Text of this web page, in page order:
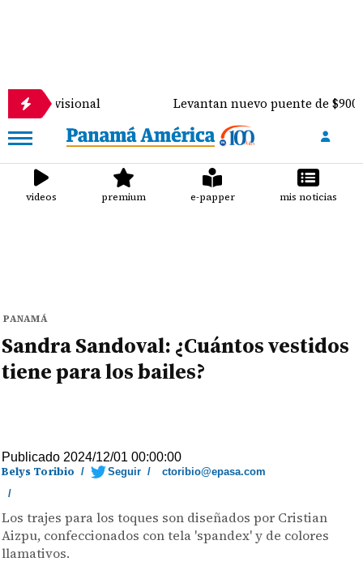
Levantan nuevo puente de $900 mil sobre
videos premium e-papper mis noticias
PANAMÁ
Sandra Sandoval: ¿Cuántos vestidos
tiene para los bailes?
Publicado 2024/12/01 00:00:00
Belys Toribio / Seguir /
ctoribio@epasa.com
/
Los trajes para los toques son diseñados por Cristian
Aizpu, confeccionados con tela 'spandex' y de colores
llamativos.